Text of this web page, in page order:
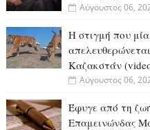
Αύγουστος 06,
Η στιγμή που
Καζακστάν
Αύγουστος 06,
Έφυγε από τη
Επαμεινώνδας